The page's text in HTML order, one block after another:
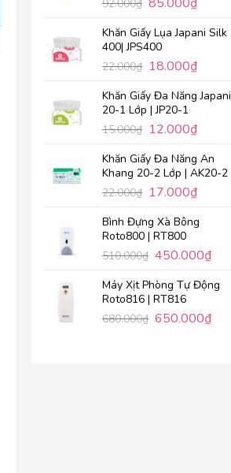
92.000₫
Khăn Giấy Lụa Japani Silk
400| JPS400
22.000₫ 18.000₫
Khăn Giấy Đa Năng Japani
20-1 Lớp | JP20-1
15.000₫ 12.000₫
Khăn Giấy Đa Năng An
Khang 20-2 Lớp | AK20-2
22.000₫ 17.000₫
Bình Đựng Xà Bông
Roto800 | RT800
510.000₫ 450.000₫
Máy Xịt Phòng Tự Động
Roto816 | RT816
680.000₫ 650.000₫